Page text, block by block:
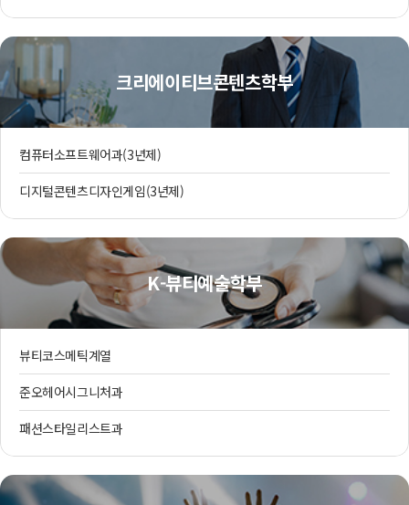
크리에이티브콘텐츠학부
컴퓨터소프트웨어과(3년제)
디지털콘텐츠디자인게임(3년제)
K-뷰티예술학부
뷰티코스메틱계열
준오헤어시그니처과
패션스타일리스트과